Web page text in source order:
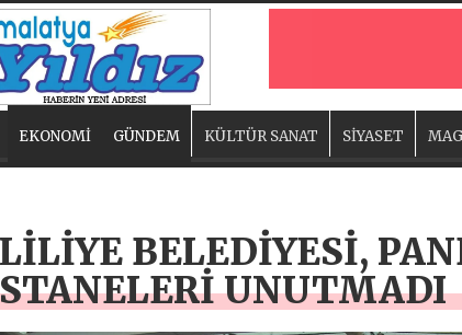
EKONOMİ GÜNDEM KÜLTÜR SANAT SİYASET
BELEDİYESİ,
UNUTMADI